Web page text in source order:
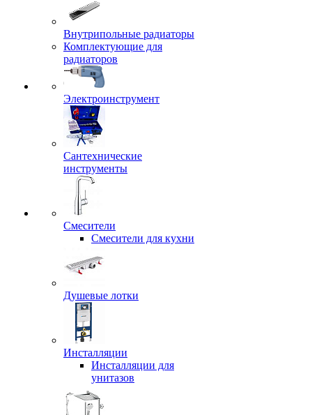
Внутрипольные радиаторы
Комплектующие для
радиаторов
Электроинструмент
Сантехнические
инструменты
Смесители
Смесители для кухни
Душевые лотки
Инсталляции
Инсталляции для
унитазов